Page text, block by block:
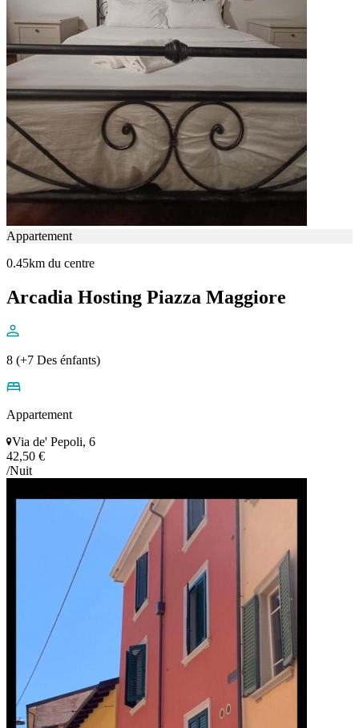
Appartement
0.45km du centre
Arcadia Hosting Piazza Maggiore
8 (+7 Des énfants)
Appartement
Via de' Pepoli, 6
42,50 €
/Nuit